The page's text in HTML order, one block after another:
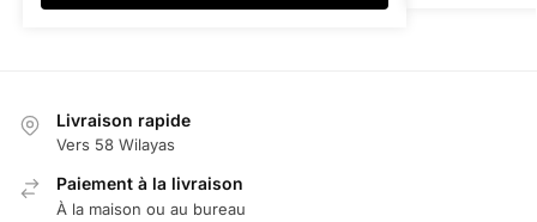
Livraison rapide
Vers 58 Wilayas
Paiement à la livraison
À la maison ou au bureau